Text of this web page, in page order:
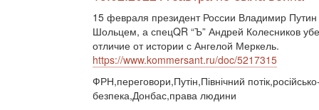
15 февраля президент России Владимир
Шольцем, а спецQR “Ъ” Андрей Колесников
отличие от истории с Ангелой Меркель.
https://www.kommersant.ru/doc/5217315
ФРН,переговори,Путін,Північний
безпека,Донбас,права людини